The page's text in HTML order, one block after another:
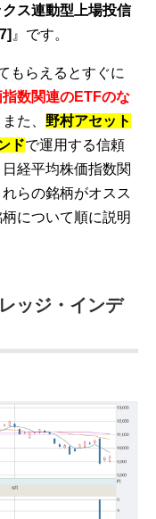
ス連動型上場投信
』です。
もらえるとすぐに
指数関連のETFのな
た、 野村アセット
ドで運用する信頼
経平均株価指数関
らの銘柄がオスス
について順に説明
ッジ・インデ